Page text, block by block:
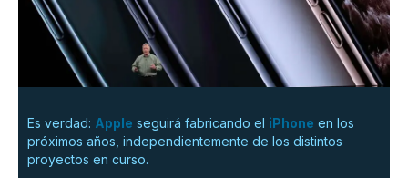
Es verdad: Apple seguirá fabricando el iPhone en los
próximos años, independientemente de los distintos
proyectos en curso.